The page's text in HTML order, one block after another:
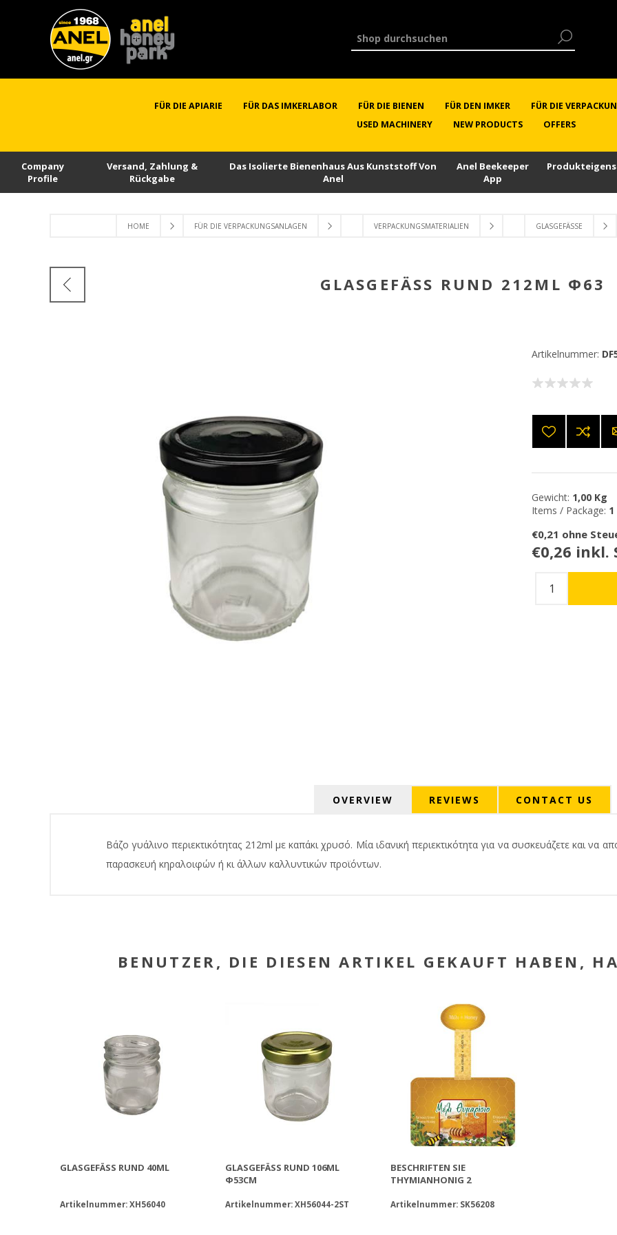
FÜR DIE APIARIE FÜR DAS IMKERLABOR FÜR DIE BIENEN FÜR DEN IMKER FÜR DIE
USED MACHINERY
NEW PRODUCTS OFFERS
Company
Profile
Versand, Zahlung &
Rückgabe
Das Isolierte Bienenhaus Aus Kunststoff Von
Anel
Anel Beekeeper
App
HOME FÜR DIE VERPACKUNGSANLAGEN VERPACKUNGSMATERIALIEN GLASGEFÄSSE
GLASGEFÄSS RUND 212ML Φ63
Artikelnummer:
Gewicht: 1,00 Kg
Items / Package: 1
€0,21 ohne
€0,26 inkl.
OVERVIEW REVIEWS CONTACT US
Βάζο γυάλινο περιεκτικότητας 212ml με καπάκι χρυσό. Μία ιδανική περιεκτικότητα για να συσκευάζετε και να
παρασκευή κηραλοιφών ή κι άλλων καλλυντικών προϊόντων.
BENUTZER, DIE DIESEN ARTIKEL GEKAUFT HABEN,
GLASGEFÄSS RUND 40ML
Artikelnummer: XH56040
GLASGEFÄSS RUND 106ML Φ
53CM
Artikelnummer: XH56044-2ST
BESCHRIFTEN SIE
THYMIANHONIG 2
Artikelnummer: SK56208